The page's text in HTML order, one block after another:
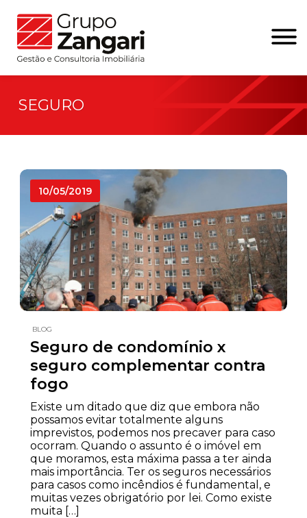
SEGURO
10/05/2019
BLOG
Seguro de condomínio x
seguro complementar contra
fogo
Existe um ditado que diz que embora não
possamos evitar totalmente alguns
imprevistos, podemos nos precaver para caso
ocorram. Quando o assunto é o imóvel em
que moramos, esta máxima passa a ter ainda
mais importância. Ter os seguros necessários
para casos como incêndios é fundamental, e
muitas vezes obrigatório por lei. Como existe
muita […]